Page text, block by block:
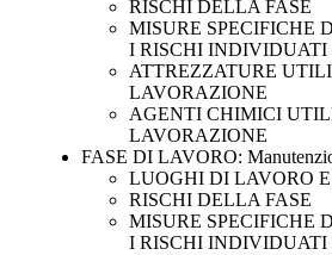
RISCHI DELLA FASE
MISURE SPECIFICHE
I RISCHI INDIVIDUATI
ATTREZZATURE
LAVORAZIONE
AGENTI CHIMICI
LAVORAZIONE
FASE DI LAVORO:
LUOGHI DI LAVORO
RISCHI DELLA FASE
MISURE SPECIFICHE
I RISCHI INDIVIDUATI